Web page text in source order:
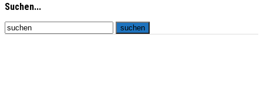
Suchen...